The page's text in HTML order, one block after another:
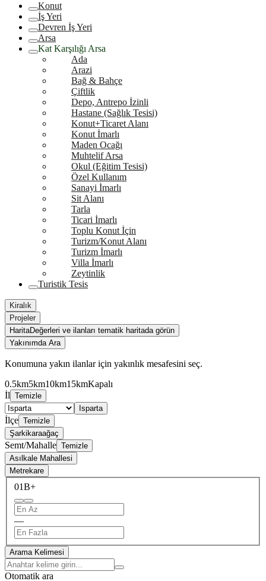
Konut
İş Yeri
Devren İş Yeri
Arsa
Kat Karşılığı Arsa
Ada
Arazi
Bağ & Bahçe
Çiftlik
Depo, Antrepo İzinli
Hastane (Sağlık Tesisi)
Konut+Ticaret Alanı
Konut İmarlı
Maden Ocağı
Muhtelif Arsa
Okul (Eğitim Tesisi)
Özel Kullanım
Sanayi İmarlı
Sit Alanı
Tarla
Ticari İmarlı
Toplu Konut İçin
Turizm/Konut Alanı
Turizm İmarlı
Villa İmarlı
Zeytinlik
Turistik Tesis
Kiralık
Projeler
HaritaDeğerleri ve ilanları tematik haritada görün
Yakınımda Ara
Konumuna yakın ilanlar için yakınlık mesafesini seç.
0.5km5km10km15kmKapalı
İl Temizle
Isparta
İlçe Temizle
Şarkikaraağaç
Semt/Mahalle Temizle
Asılkale Mahallesi
Metrekare
01B+
—
Arama Kelimesi
Otomatik ara